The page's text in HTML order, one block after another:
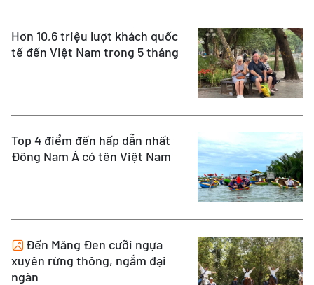
Hơn 10,6 triệu lượt khách quốc
tế đến Việt Nam trong 5 tháng
Top 4 điểm đến hấp dẫn nhất
Đông Nam Á có tên Việt Nam
Đến Măng Đen cưỡi ngựa
xuyên rừng thông, ngắm đại
ngàn